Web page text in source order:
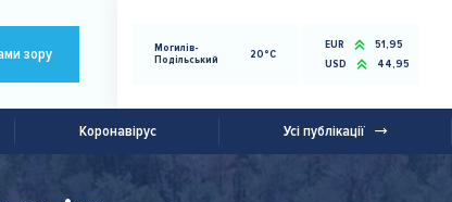
зору
Могилів-
Подільський
20°C
EUR
51,95
USD
44,95
Коронавірус Усі публікації